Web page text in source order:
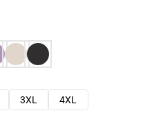
3XL
4XL